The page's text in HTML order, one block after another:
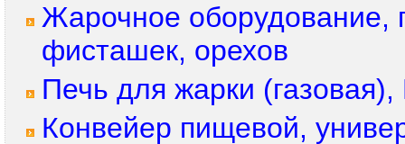
Жарочное
фисташек, орехов
Печь для жарки
Конвейер пищевой,